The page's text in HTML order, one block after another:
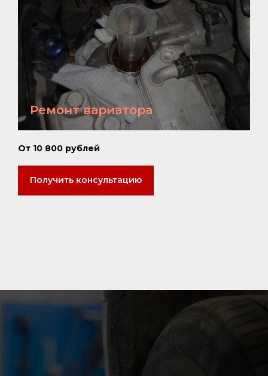
Ремонт вариатора
От 10 800 рублей
Получить консультацию